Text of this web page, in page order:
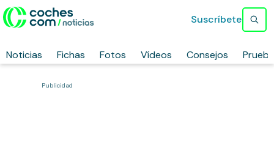
Noticias Fichas Fotos Vídeos Consejos
Suscríbete
Publicidad